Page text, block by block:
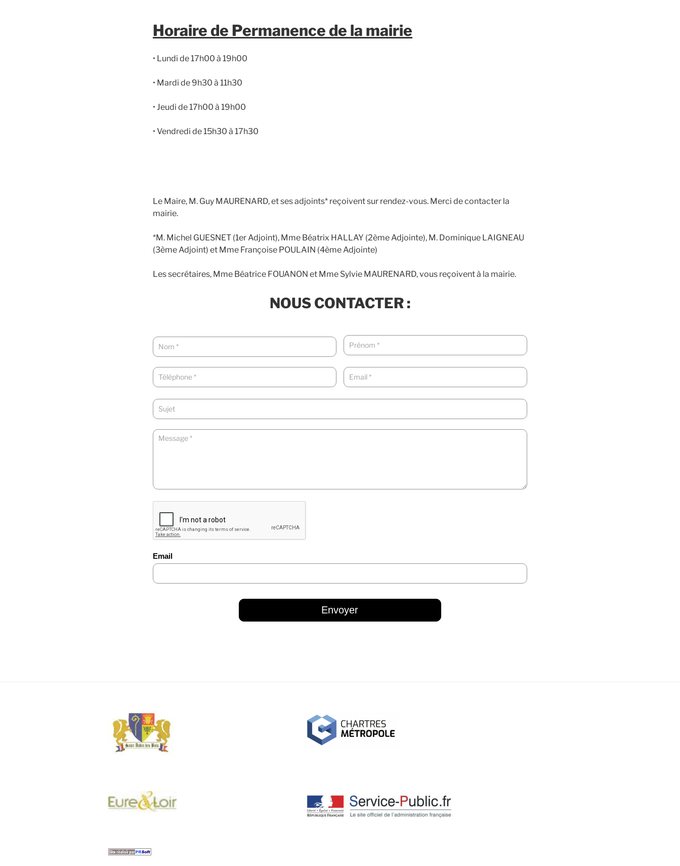
Horaire de Permanence de la mairie
• Lundi de 17h00 à 19h00
• Mardi de 9h30 à 11h30
• Jeudi de 17h00 à 19h00
• Vendredi de 15h30 à 17h30
Le Maire, M. Guy MAURENARD, et ses adjoints* reçoivent sur rendez-vous. Merci de contacter la
mairie.
*M. Michel GUESNET (1er Adjoint), Mme Béatrix HALLAY (2ème Adjointe), M. Dominique LAIGNEAU
(3ème Adjoint) et Mme Françoise POULAIN (4ème Adjointe)
Les secrétaires, Mme Béatrice FOUANON et Mme Sylvie MAURENARD, vous reçoivent à la mairie.
NOUS CONTACTER :
CONTACTER
Email
Envoyer